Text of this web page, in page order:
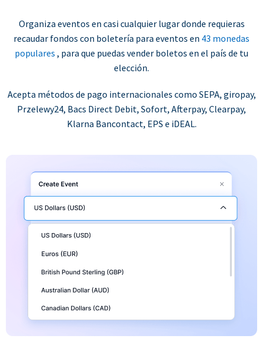
Organiza eventos en casi cualquier lugar donde requieras
recaudar fondos con boletería para eventos en 43 monedas
populares , para que puedas vender boletos en el país de tu
elección.
Acepta métodos de pago internacionales como SEPA, giropay,
Przelewy24, Bacs Direct Debit, Sofort, Afterpay, Clearpay,
Klarna Bancontact, EPS e iDEAL.